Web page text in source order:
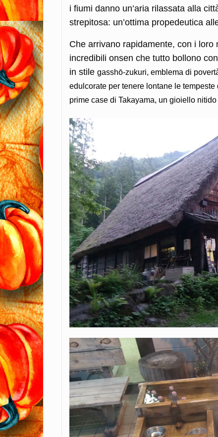
i fiumi danno un’aria rilassata alla
strepitosa: un’ottima propedeutica
Che arrivano rapidamente, con i
incredibili onsen che tutto bollono
in stile gasshō-zukuri, emblema di
edulcorate per tenere lontane le
prime case di Takayama, un gioiello